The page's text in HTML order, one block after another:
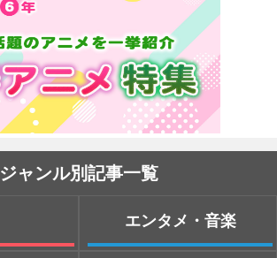
ジャンル別記事一覧
エンタメ・音楽